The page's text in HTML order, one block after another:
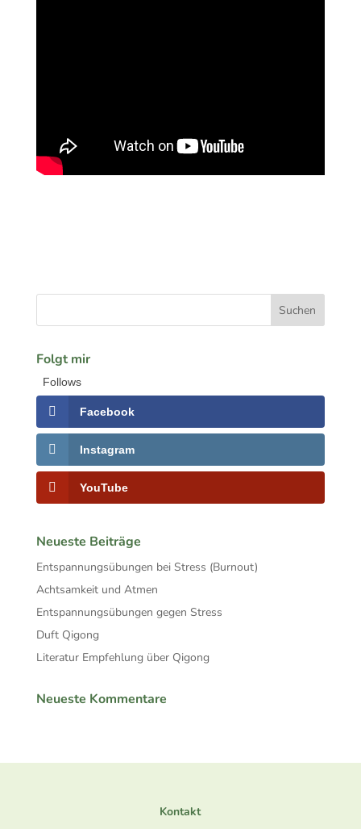
Folgt mir
Follows
Facebook
Instagram
YouTube
Neueste Beiträge
Entspannungsübungen bei Stress (Burnout)
Achtsamkeit und Atmen
Entspannungsübungen gegen Stress
Duft Qigong
Literatur Empfehlung über Qigong
Neueste Kommentare
Kontakt
Twitter